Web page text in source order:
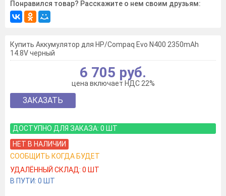
Понравился товар? Расскажите о нем своим друзьям:
Купить Аккумулятор для HP/Compaq Evo N400 2350mAh
14.8V черный
6 705 руб.
цена включает НДС 22%
ЗАКАЗАТЬ
ДОСТУПНО ДЛЯ ЗАКАЗА: 0 ШТ
НЕТ В НАЛИЧИИ
СООБЩИТЬ КОГДА БУДЕТ
УДАЛЁННЫЙ СКЛАД: 0 ШТ
В ПУТИ: 0 ШТ